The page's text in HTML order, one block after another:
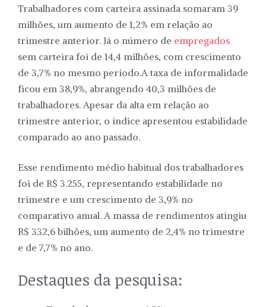
Trabalhadores com carteira assinada somaram 39
milhões, um aumento de 1,2% em relação ao
trimestre anterior. Já o número de empregados
sem carteira foi de 14,4 milhões, com crescimento
de 3,7% no mesmo período.A taxa de informalidade
ficou em 38,9%, abrangendo 40,3 milhões de
trabalhadores. Apesar da alta em relação ao
trimestre anterior, o índice apresentou estabilidade
comparado ao ano passado.
Esse rendimento médio habitual dos trabalhadores
foi de R$ 3.255, representando estabilidade no
trimestre e um crescimento de 3,9% no
comparativo anual. A massa de rendimentos atingiu
R$ 332,6 bilhões, um aumento de 2,4% no trimestre
e de 7,7% no ano.
Destaques da pesquisa: